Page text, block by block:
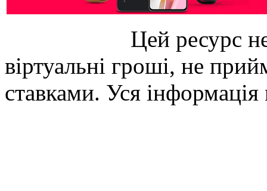
Цей ресурс
віртуальні гроші, не
ставками. Уся